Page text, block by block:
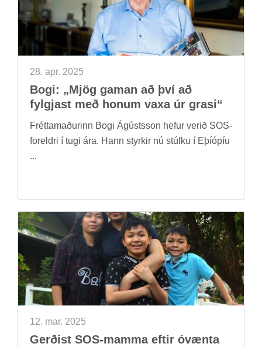
28. apr. 2025
Bogi: „Mjög gam­an að því að
fylgj­ast með hon­um vaxa úr grasi“
Frétta­mað­ur­inn Bogi Ág­ústs­son hef­ur ver­ið SOS-
for­eldri í tugi ára. Hann styrk­ir nú stúlku í Eþí­óp­íu
...
12. mar. 2025
Gerð­ist SOS-mamma eft­ir óvænta